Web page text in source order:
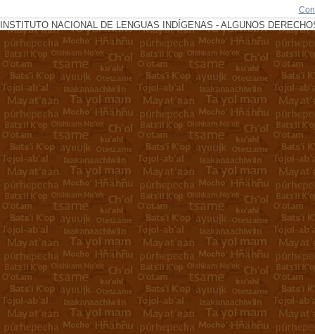
INSTITUTO NACIONAL DE LENGUAS INDÍGENAS - ALGUNOS